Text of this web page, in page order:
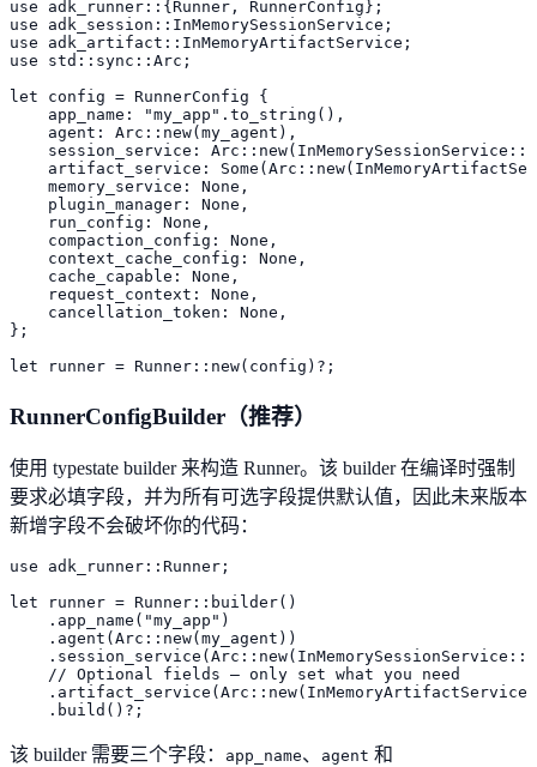
use adk_runner::{Runner, RunnerConfig};
use adk_session::InMemorySessionService;
use adk_artifact::InMemoryArtifactService;
use std::sync::Arc;
let config = RunnerConfig {
    app_name: "my_app".to_string(),
    agent: Arc::new(my_agent),
session_service:
artifact_service:
    memory_service: None,
    plugin_manager: None,
    run_config: None,
    compaction_config: None,
    context_cache_config: None,
    cache_capable: None,
    request_context: None,
    cancellation_token: None,
};
let runner = Runner::new(config)?;
RunnerConfigBuilder（推荐）
使用 typestate builder 来构造 Runner。该 builder 在编译时强制
要求必填字段，并为所有可选字段提供默认值，因此未来版本
新增字段不会破坏你的代码：
use adk_runner::Runner;
let runner = Runner::builder()
    .app_name("my_app")
    .agent(Arc::new(my_agent))
    // Optional fields — only set what you need
    .build()?;
该 builder 需要三个字段： app_name、 agent 和